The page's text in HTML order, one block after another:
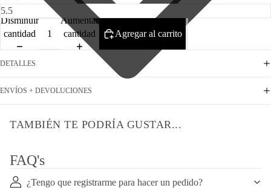
Disminuir
cantidad
Aumentar
cantidad
Agregar al carrito
DETALLES
ENVÍOS + DEVOLUCIONES
TAMBIÉN TE PODRÍA GUSTAR...
FAQ's
¿Tengo que registrarme para hacer un pedido?